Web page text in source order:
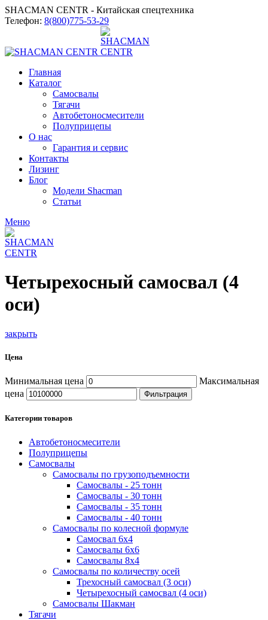
SHACMAN CENTR - Китайская спецтехника
Телефон: 8(800)775-53-29
Главная
Каталог
Самосвалы
Тягачи
Автобетоносмесители
Полуприцепы
О нас
Гарантия и сервис
Контакты
Лизинг
Блог
Модели Shacman
Статьи
Меню
Четырехосный самосвал (4
оси)
закрыть
Цена
Минимальная цена
Максимальная
цена
Фильтрация
Категории товаров
Автобетоносмесители
Полуприцепы
Самосвалы
Самосвалы по грузоподъемности
Самосвалы - 25 тонн
Самосвалы - 30 тонн
Самосвалы - 35 тонн
Самосвалы - 40 тонн
Самосвалы по колесной формуле
Самосвал 6х4
Самосвалы 6х6
Самосвалы 8х4
Самосвалы по количеству осей
Трехосный самосвал (3 оси)
Четырехосный самосвал (4 оси)
Самосвалы Шакман
Тягачи